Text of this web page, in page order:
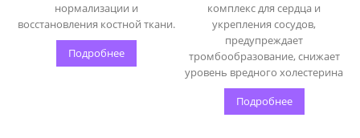
нормализации и
восстановления костной ткани.
Подробнее
комплекс для сердца и
укрепления сосудов,
предупреждает
тромбообразование, снижает
уровень вредного холестерина
Подробнее